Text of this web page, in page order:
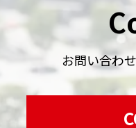
お問い合わ